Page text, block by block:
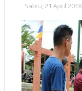
Sabtu, 21 April 2018